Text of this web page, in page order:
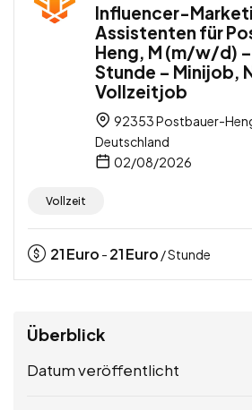
Influencer-
Assistenten für
Heng, M (m/w/d)
Stunde – Minijob,
Vollzeitjob
92353 Postbauer-
Deutschland
02/08/2026
Vollzeit
21Euro - 21Euro / Stunde
Überblick
Datum veröffentlicht